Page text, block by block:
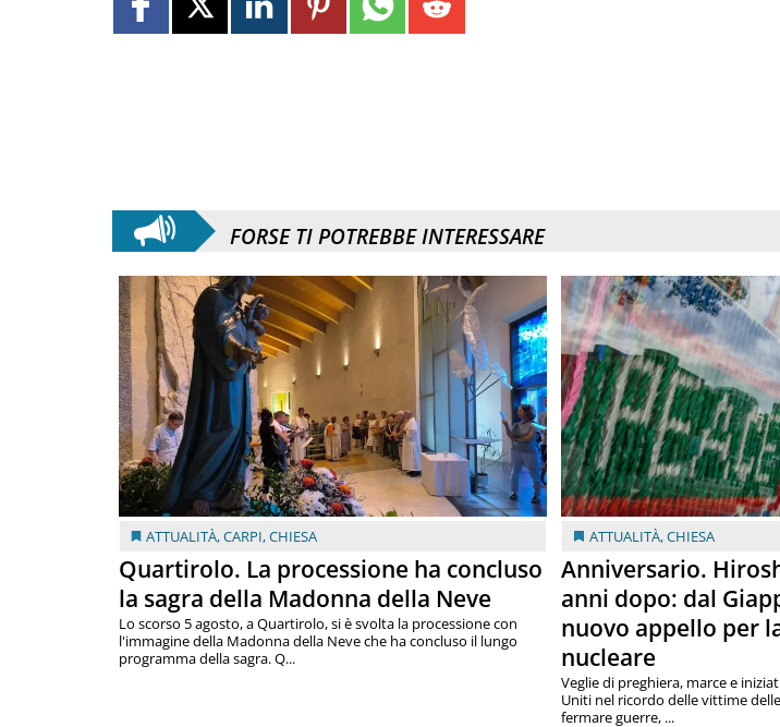
FORSE TI POTREBBE INTERESSARE
ATTUALITÀ,CARPI,CHIESA
Quartirolo. La processione ha concluso
la sagra della Madonna della Neve
Lo scorso 5 agosto, a Quartirolo, si è svolta la processione con
l'immagine della Madonna della Neve che ha concluso il lungo
programma della sagra. Q...
ATTUALITÀ,CHIESA
Anniversario.
anni dopo: dal
nuovo appello per
nucleare
Veglie di preghiera, marce e
Uniti nel ricordo delle vittime
fermare guerre, ...